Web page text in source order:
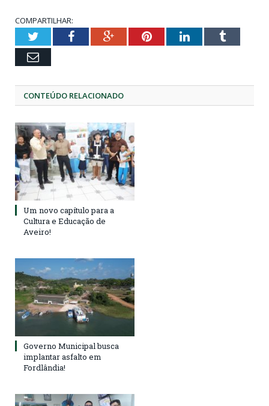
COMPARTILHAR:
TwitterFacebookGoogle+PinterestLinkedInTumblr
Email
CONTEÚDO RELACIONADO
Um novo capítulo para a
Cultura e Educação de
Aveiro!
Governo Municipal busca
implantar asfalto em
Fordlândia!